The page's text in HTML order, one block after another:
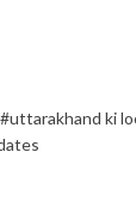
#uttarakhand ki